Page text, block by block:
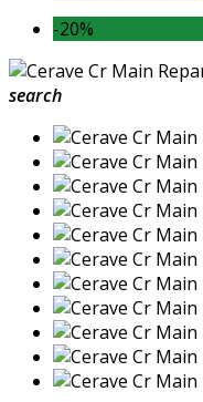
-20%
search